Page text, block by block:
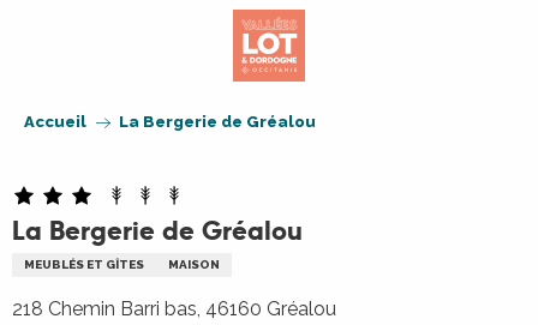
Accueil La Bergerie de Gréalou
La Bergerie de Gréalou
MEUBLÉS ET GÎTES MAISON
218 Chemin Barri bas, 46160 Gréalou